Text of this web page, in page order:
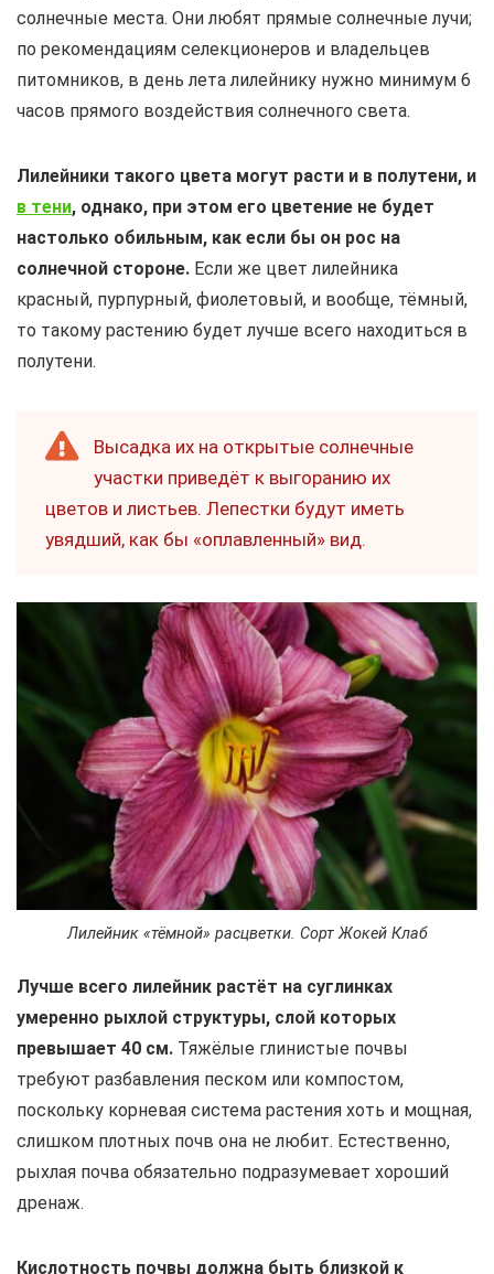
солнечные места. Они любят прямые солнечные лучи;
по рекомендациям селекционеров и владельцев
питомников, в день лета лилейнику нужно минимум 6
часов прямого воздействия солнечного света.
Лилейники такого цвета могут расти и в полутени, и
в тени, однако, при этом его цветение не будет
настолько обильным, как если бы он рос на
солнечной стороне. Если же цвет лилейника
красный, пурпурный, фиолетовый, и вообще, тёмный,
то такому растению будет лучше всего находиться в
полутени.
Высадка их на открытые солнечные
участки приведёт к выгоранию их
цветов и листьев. Лепестки будут иметь
увядший, как бы «оплавленный» вид.
Лилейник «тёмной» расцветки. Сорт Жокей Клаб
Лучше всего лилейник растёт на суглинках
умеренно рыхлой структуры, слой которых
превышает 40 см. Тяжёлые глинистые почвы
требуют разбавления песком или компостом,
поскольку корневая система растения хоть и мощная,
слишком плотных почв она не любит. Естественно,
рыхлая почва обязательно подразумевает хороший
дренаж.
Кислотность почвы должна быть близкой к